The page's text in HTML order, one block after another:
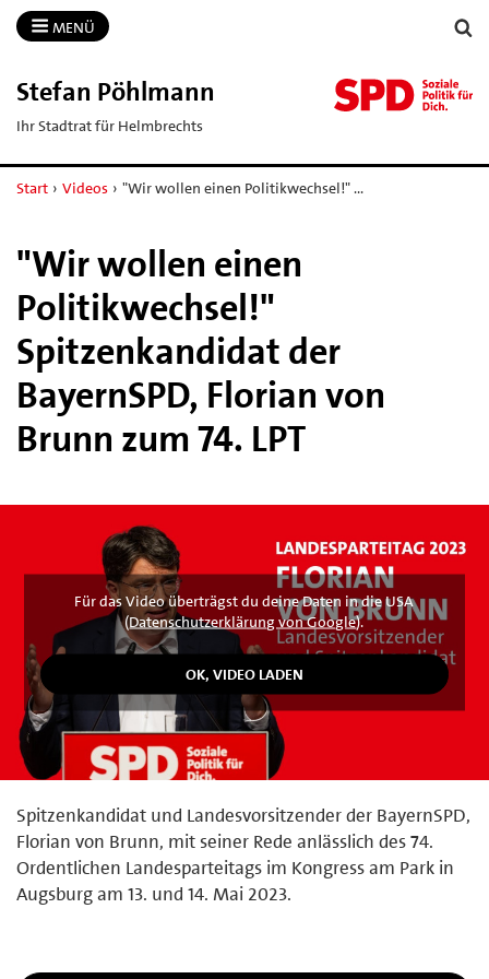
MENÜ
Stefan Pöhlmann
Ihr Stadtrat für Helmbrechts
Start › Videos › "Wir wollen einen Politikwechsel!" …
"Wir wollen einen
Politikwechsel!"
Spitzenkandidat der
BayernSPD, Florian von
Brunn zum 74. LPT
Für das Video überträgst du deine Daten in die USA
(Datenschutzerklärung von Google).
Spitzenkandidat und Landesvorsitzender der BayernSPD,
Florian von Brunn, mit seiner Rede anlässlich des 74.
Ordentlichen Landesparteitags im Kongress am Park in
Augsburg am 13. und 14. Mai 2023.